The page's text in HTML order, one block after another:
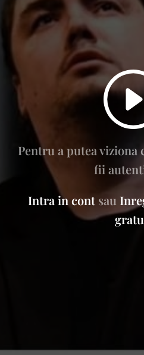
Pentru a putea
fii
Intra in contsau